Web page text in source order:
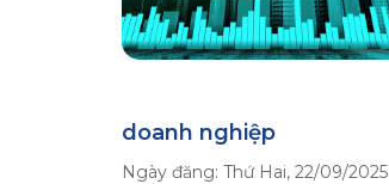
doanh nghiệp
Ngày đăng: Thứ Hai, 22/09/2025